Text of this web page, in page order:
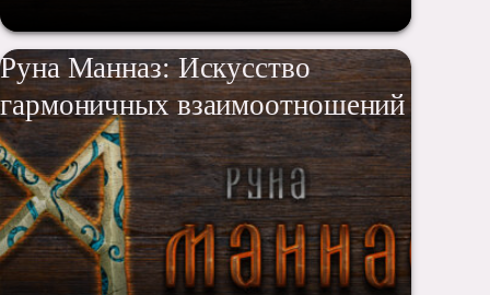
Руна Манназ: Искусство
гармоничных взаимоотношений